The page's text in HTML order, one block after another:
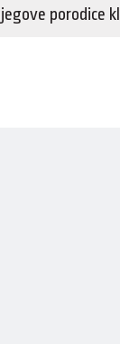
porodice